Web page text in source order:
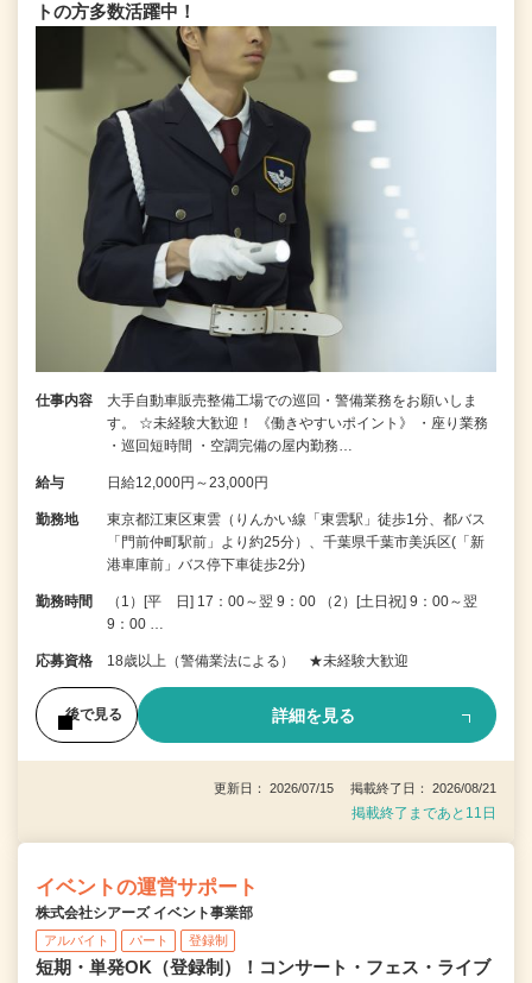
トの方多数活躍中！
仕事内容
大手自動車販売整備工場での巡回・警備業務をお願いしま
す。 ☆未経験大歓迎！ 《働きやすいポイント》 ・座り業務
・巡回短時間 ・空調完備の屋内勤務…
給与 日給12,000円～23,000円
勤務地
東京都江東区東雲（りんかい線「東雲駅」徒歩1分、都バス
「門前仲町駅前」より約25分）、千葉県千葉市美浜区(「新
港車庫前」バス停下車徒歩2分)
勤務時間
（1）[平 日] 17：00～翌 9：00 （2）[土日祝] 9：00～翌
9：00 …
応募資格 18歳以上（警備業法による） ★未経験大歓迎
後で見る 詳細を見る
更新日： 2026/07/15 掲載終了日： 2026/08/21
掲載終了まであと11日
イベントの運営サポート
株式会社シアーズ イベント事業部
アルバイト パート 登録制
短期・単発OK（登録制）！コンサート・フェス・ライブ